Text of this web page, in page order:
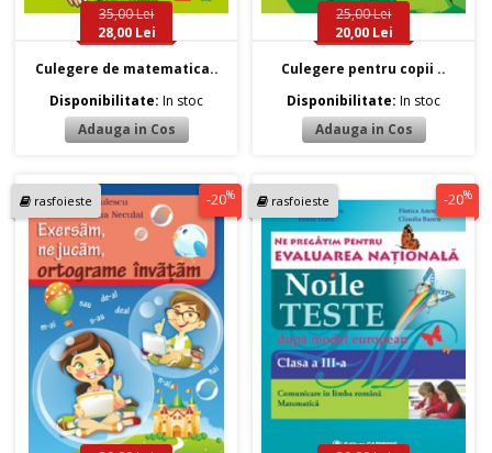
35,00 Lei
28,00 Lei
Culegere de matematica..
Disponibilitate:In stoc
25,00 Lei
20,00 Lei
Culegere pentru copii ..
Disponibilitate:In stoc
rasfoieste -20% rasfoieste -20%